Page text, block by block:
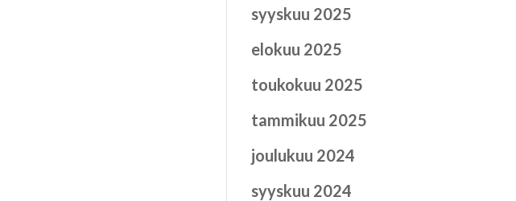
syyskuu 2025
elokuu 2025
toukokuu 2025
tammikuu 2025
joulukuu 2024
syyskuu 2024